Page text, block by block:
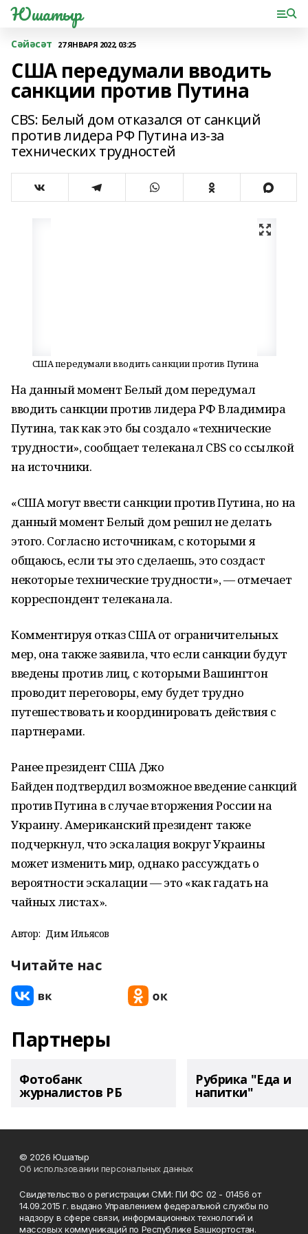
Юшатыр
Сәйәсәт 27 ЯНВАРЯ 2022, 03:25
США передумали вводить
санкции против Путина
CBS: Белый дом отказался от санкций
против лидера РФ Путина из-за
технических трудностей
США передумали вводить санкции против Путина
На данный момент Белый дом передумал
вводить санкции против лидера РФ Владимира
Путина, так как это бы создало «технические
трудности», сообщает телеканал CBS со ссылкой
на источники.
«США могут ввести санкции против Путина, но на
данный момент Белый дом решил не делать
этого. Согласно источникам, с которыми я
общаюсь, если ты это сделаешь, это создаст
некоторые технические трудности», — отмечает
корреспондент телеканала.
Комментируя отказ США от ограничительных
мер, она также заявила, что если санкции будут
введены против лиц, с которыми Вашингтон
проводит переговоры, ему будет трудно
путешествовать и координировать действия с
партнерами.
Ранее президент США Джо
Байден подтвердил возможное введение санкций
против Путина в случае вторжения России на
Украину. Американский президент также
подчеркнул, что эскалация вокруг Украины
может изменить мир, однако рассуждать о
вероятности эскалации — это «как гадать на
чайных листах».
Автор: Дим Ильясов
Читайте нас
Партнеры
Фотобанк
журналистов РБ
Рубрика "Еда и
напитки"
© 2026 Юшатыр
Об использовании персональных данных
Свидетельство о регистрации СМИ: ПИ ФС 02 - 01456 от
14.09.2015 г. выдано Управлением федеральной службы по
надзору в сфере связи, информационных технологий и
массовых коммуникаций по Республике Башкортостан.